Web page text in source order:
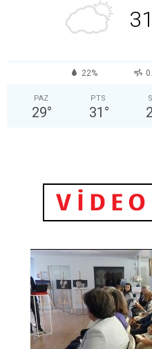
22%
PAZ
29°
PTS
31 °